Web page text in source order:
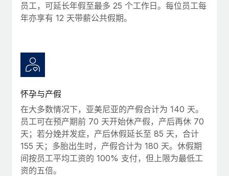
防范合规风险
实体设立
快速建立合规实体
人员调配与搬迁
轻松搬迁员工
福利
轻松管理员工福利
博客
As the global workforce continues to expand in response
to the demands of today’s labor market, the...
了解更多
What a Workday global payroll implementation
actually looks like
Most teams hear "payroll implementation" and picture a
six-month project with a dedicated team....
员工，可延长年假至最多 25 个工作日。每位员工每
年亦享有 12 天带薪公共假期。
怀孕与产假
在大多数情况下，亚美尼亚的产假合计为 140 天。
员工可在预产期前 70 天开始休产假，产后再休 70
天；若分娩并发症，产后休假延长至 85 天，合计
155 天；多胎出生时，产假合计为 180 天。休假期
间按员工平均工资的 100% 支付，但上限为最低工
资的五倍。